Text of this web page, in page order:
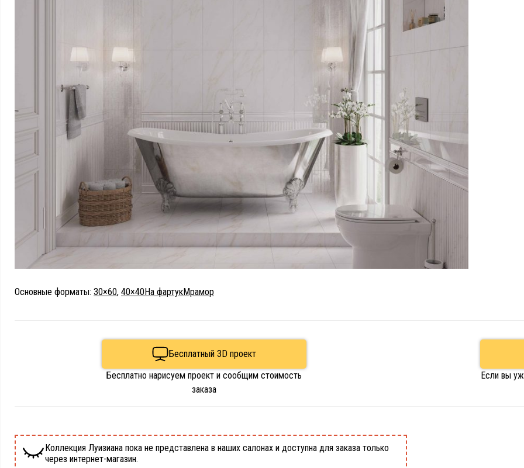
Основные форматы: 30×60, 40×40На фартукМрамор
Бесплатный 3D проект
Бесплатно нарисуем проект и сообщим стоимость
заказа
Если вы
Коллекция Луизиана пока не представлена в наших салонах и доступна для заказа только
через интернет-магазин.